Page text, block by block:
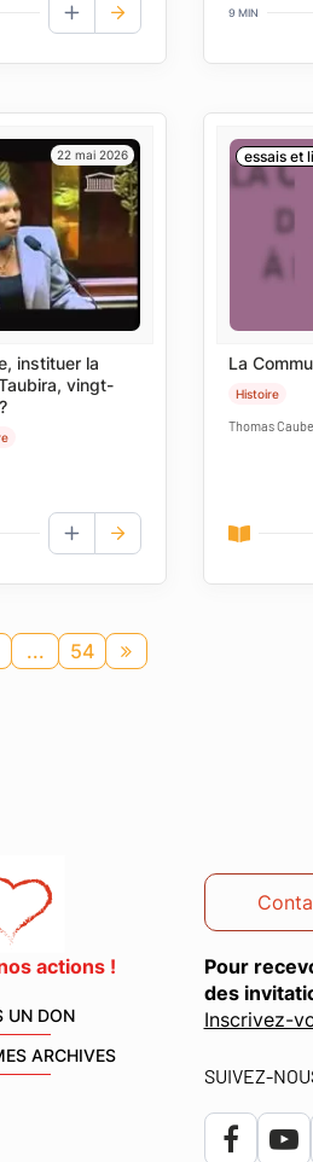
AJOUTER AUX FAVORIS
9 MIN
22 mai 2026
instituer la
vingt-
AJOUTER AUX FAVORIS
essais et
La
Histoire
Thomas
... 54
Page
actions !
UN DON
ARCHIVES
Pour
des
Inscrivez-
SUIVEZ-